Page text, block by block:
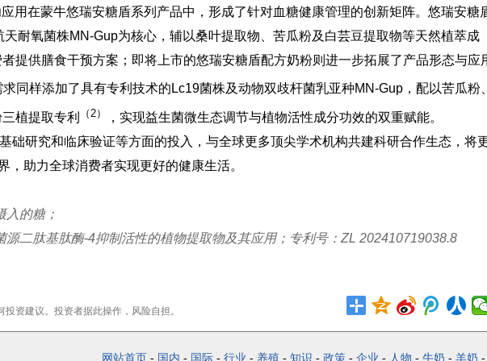
用在蒙牛悠瑞安糖盾系列产品中，形成了针对血糖健康管理的创新矩阵。悠瑞安糖
耐氧菌株MN-Gup为核心，辅以桑叶提取物、苦瓜粉及白芸豆提取物等天然植萃成
提供膳食干预方案；即将上市的悠瑞安糖盾配方奶粉则进一步拓展了产品形态与应
求同样添加了具有专利技术的Lc19菌株及动物双歧杆菌乳亚种MN-Gup，配以苦瓜粉、
植提取专利 （2）
，实现益生菌微生态调节与植物活性成分功效的双重赋能。
础研究和临床验证等方面的投入，与全球更多顶尖学术机构共建科研合作生态，将
，助力全球消费者实现更好的健康生活。
入的糖 ；
源二肽基肽酶-4抑制活性的植物提取物及其应用；专利号：ZL 202410719038.8
资建议。投资者据此操作，风险自担。
网站首页- 国内 - 国际- 行业 - 养殖 - 知识 - 政策- 企业 - 人物 - 牛奶 - 羊奶 -